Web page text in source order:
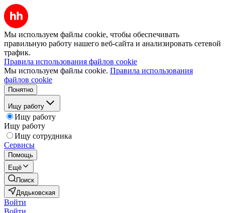
Мы используем файлы cookie, чтобы обеспечивать
правильную работу нашего веб-сайта и анализировать сетевой
трафик.
Правила использования файлов cookie
Мы используем файлы cookie. Правила использования
файлов cookie
Понятно
Ищу работу
Ищу работу
Ищу работу
Ищу сотрудника
Сервисы
Помощь
Ещё
Поиск
Дядьковская
Войти
Войти